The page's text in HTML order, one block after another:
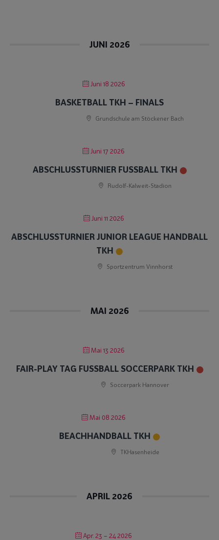
JUNI 2026
Juni 18 2026
BASKETBALL TKH – FINALS
Grundschule am Stöckener Bach
Juni 17 2026
ABSCHLUSSTURNIER FUSSBALL TKH
Rudolf-Kalweit-Stadion
Juni 11 2026
ABSCHLUSSTURNIER JUNIOR LEAGUE HANDBALL
TKH
Sportzentrum Vinnhorst
MAI 2026
Mai 13 2026
FAIR-PLAY TAG FUSSBALL SOCCERPARK TKH
Soccerpark Hannover
Mai 08 2026
BEACHHANDBALL TKH
TKHasenheide
APRIL 2026
Apr. 23 – 24 2026